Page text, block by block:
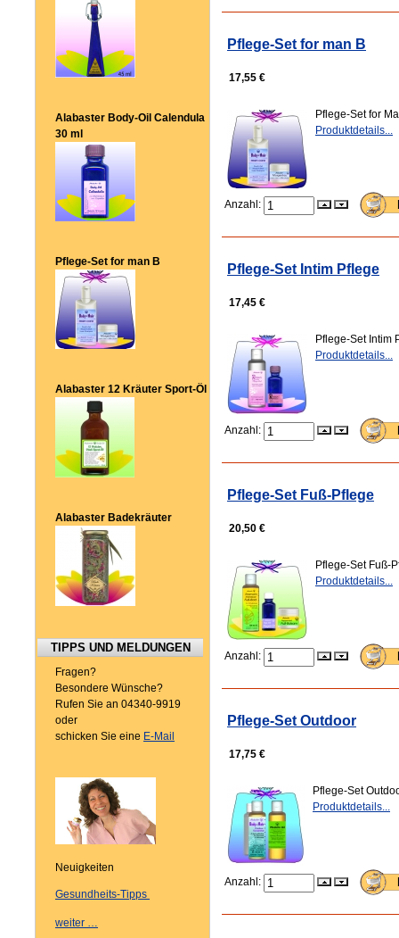
Alabaster Body-Oil Calendula
30 ml
Pflege-Set for man B
Alabaster 12 Kräuter Sport-Öl
Alabaster Badekräuter
TIPPS UND MELDUNGEN
Fragen?
Besondere Wünsche?
Rufen Sie an 04340-9919
oder
schicken Sie eine E-Mail
Neuigkeiten
Gesundheits-Tipps
weiter …
Pflege-Set for man B
17,55 €
Pflege-Set for
Produktdetails...
Anzahl:
Pflege-Set Intim Pflege
17,45 €
Pflege-Set Intim
Produktdetails...
Anzahl:
Pflege-Set Fuß-Pflege
20,50 €
Pflege-Set Fuß-
Produktdetails...
Anzahl:
Pflege-Set Outdoor
17,75 €
Pflege-Set
Produktdetails...
Anzahl: